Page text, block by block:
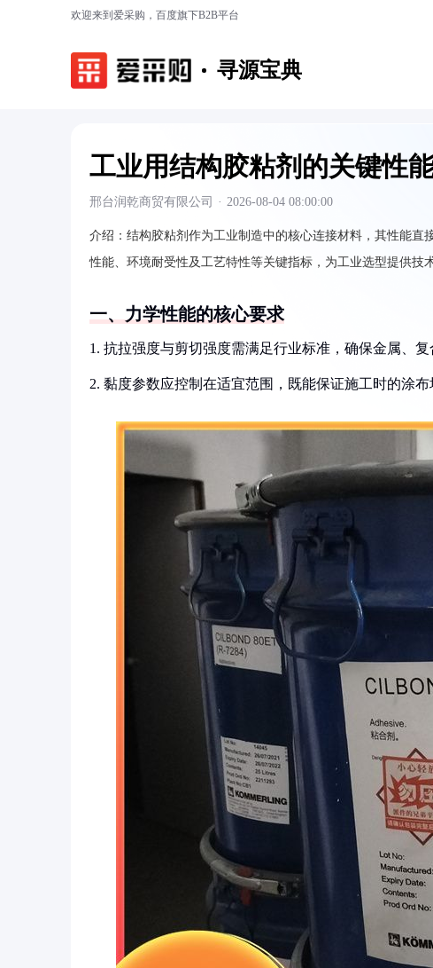
欢迎来到爱采购，百度旗下B2B平台
寻源宝典
工业用结构胶粘剂的关键性
邢台润乾商贸有限公司 · 2026-08-04 08:00:00
介绍： 结构胶粘剂作为工业制造中的核心连接材料，其性能
性能、环境耐受性及工艺特性等关键指标，为工业选型提供技
一、力学性能的核心要求
1. 抗拉强度与剪切强度需满足行业标准，确保金属、
2. 黏度参数应控制在适宜范围，既能保证施工时的涂